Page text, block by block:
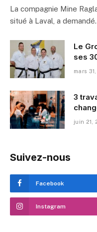
La compagnie Mine
situé à Laval, a
Le
ses
mars
3
juin 21,
Suivez-nous
Facebook
Instagram